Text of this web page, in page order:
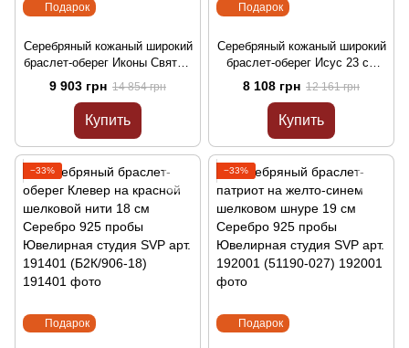
Подарок
Серебряный кожаный широкий
браслет-оберег Иконы Святых
22 см Серебро 925 пробы
Черненое Ювелирная студия
SVP арт. 163301 (75338*)
9 903 грн 14 854 грн
Купить
Подарок
Серебряный кожаный широкий
браслет-оберег Исус 23 см
Серебро 925 пробы Черненое
Ювелирная студия SVP
арт.164701 (75333*)
8 108 грн 12 161 грн
Купить
Подарок
−33%
Подарок
−33%